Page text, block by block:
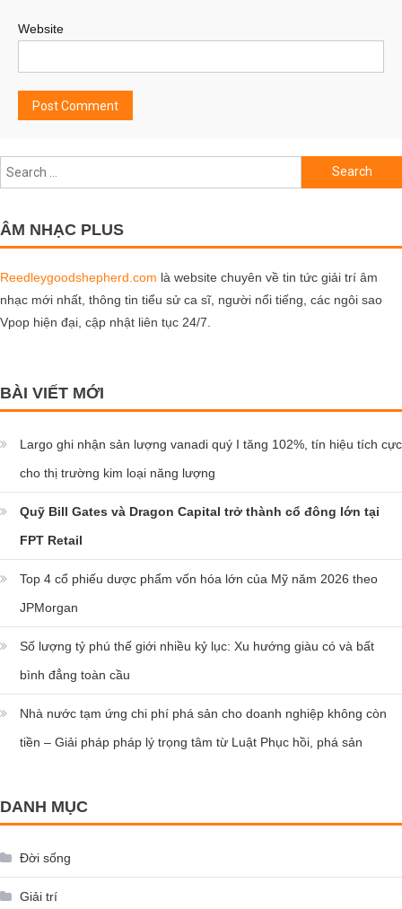
Website
Search
for:
ÂM NHẠC PLUS
Reedleygoodshepherd.com là website chuyên về tin tức giải trí âm
nhạc mới nhất, thông tin tiểu sử ca sĩ, người nổi tiếng, các ngôi sao
Vpop hiện đại, cập nhật liên tục 24/7.
BÀI VIẾT MỚI
Largo ghi nhận sản lượng vanadi quý I tăng 102%, tín hiệu tích cực
cho thị trường kim loại năng lượng
Quỹ Bill Gates và Dragon Capital trở thành cổ đông lớn tại
FPT Retail
Top 4 cổ phiếu dược phẩm vốn hóa lớn của Mỹ năm 2026 theo
JPMorgan
Số lượng tỷ phú thế giới nhiều kỷ lục: Xu hướng giàu có và bất
bình đẳng toàn cầu
Nhà nước tạm ứng chi phí phá sản cho doanh nghiệp không còn
tiền – Giải pháp pháp lý trọng tâm từ Luật Phục hồi, phá sản
DANH MỤC
Đời sống
Giải trí